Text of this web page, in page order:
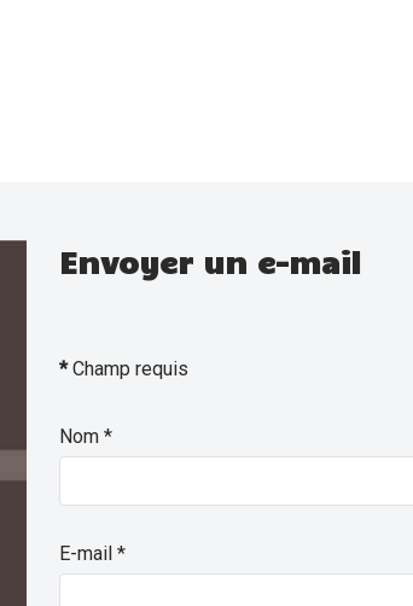
Envoyer un e-mail
*Champ requis
Nom *
E-mail *